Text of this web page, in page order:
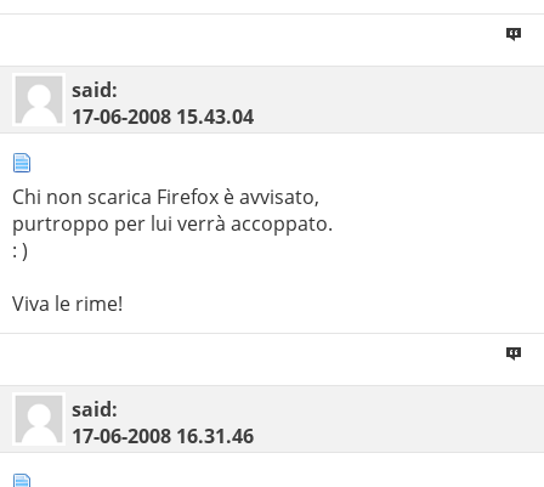
said:
17-06-2008 15.43.04
Chi non scarica Firefox è avvisato,
purtroppo per lui verrà accoppato.
: )
Viva le rime!
said:
17-06-2008 16.31.46